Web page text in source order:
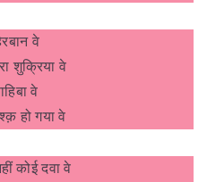
वे
शुक्रिया वे
वे
हो गया वे
कोई दवा वे